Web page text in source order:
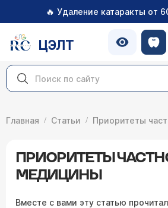
🔥 Удаление катаракты от
ЦЭЛТ
Главная Статьи Приоритеты
ПРИОРИТЕТЫ
МЕДИЦИНЫ
Вместе с вами эту статью